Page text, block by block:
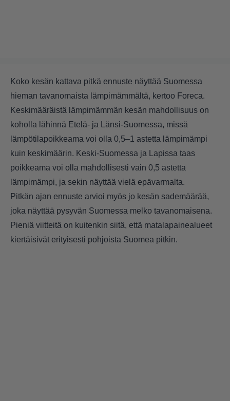
Koko kesän kattava pitkä ennuste näyttää Suomessa
hieman tavanomaista lämpimämmältä, kertoo Foreca.
Keskimääräistä lämpimämmän kesän mahdollisuus on
koholla lähinnä Etelä- ja Länsi-Suomessa, missä
lämpötilapoikkeama voi olla 0,5–1 astetta lämpimämpi
kuin keskimäärin. Keski-Suomessa ja Lapissa taas
poikkeama voi olla mahdollisesti vain 0,5 astetta
lämpimämpi, ja sekin näyttää vielä epävarmalta.
Pitkän ajan ennuste arvioi myös jo kesän sademäärää,
joka näyttää pysyvän Suomessa melko tavanomaisena.
Pieniä viitteitä on kuitenkin siitä, että matalapainealueet
kiertäisivät erityisesti pohjoista Suomea pitkin.